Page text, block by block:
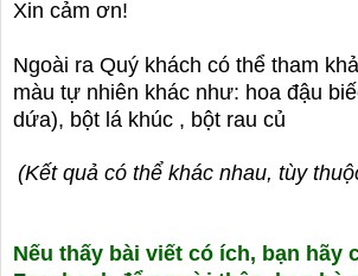
Xin cảm ơn!
Ngoài ra Quý khách có thể tham
màu tự nhiên khác như: hoa đậu
dứa), bột lá khúc , bột rau củ
(Kết quả có thể khác nhau, tùy
Nếu thấy bài viết có ích, bạn hãy